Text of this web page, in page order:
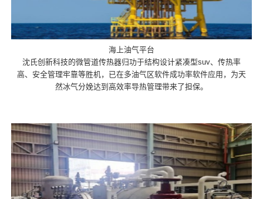
海上油气平台
沈氏创新科技的微管道传热器归功于结构设计紧凑型suv、传热率
高、安全管理牢靠等胜机，已在多油气区软件成功率软件应用，为天
然冰气分娩达到高效率导热管理带来了担保。